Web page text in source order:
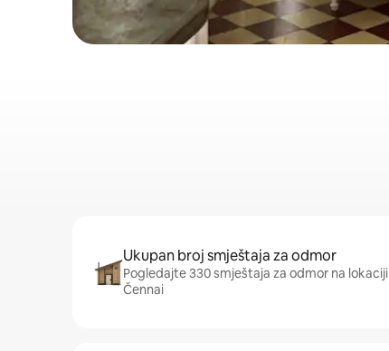
Ukupan broj smještaja za odmor
Pogledajte 330 smještaja za odmor na lokaciji
Čennai